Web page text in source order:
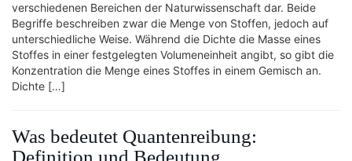
verschiedenen Bereichen der Naturwissenschaft dar. Beide
Begriffe beschreiben zwar die Menge von Stoffen, jedoch auf
unterschiedliche Weise. Während die Dichte die Masse eines
Stoffes in einer festgelegten Volumeneinheit angibt, so gibt die
Konzentration die Menge eines Stoffes in einem Gemisch an.
Dichte […]
Was bedeutet Quantenreibung:
Definition und Bedeutung